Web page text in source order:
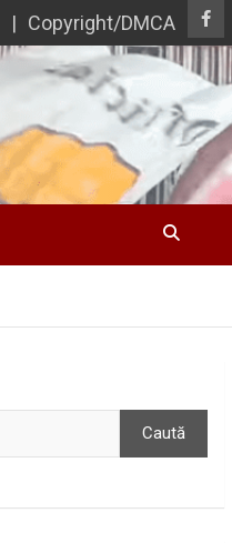
Copyright/DMCA
Caută